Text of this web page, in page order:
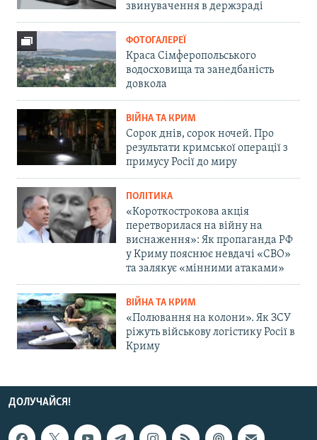
звинувачення в держзраді
ФОТОГАЛЕРЕЇ
Краса Сімферопольського
водосховища та занедбаність
довкола
ВІЙНА ТА КРИМ
Сорок днів, сорок ночей. Про
результати кримської операції з
примусу Росії до миру
ПОЛІТИКА
«Короткострокова акція
перетворилася на війну на
виснаження»: Як пропаганда РФ
у Криму пояснює невдачі «СВО»
та залякує «мінними атаками»
ВІЙНА ТА КРИМ
«Полювання на колони». Як ЗСУ
ріжуть військову логістику Росії в
Криму
ДОЛУЧАЙСЯ!